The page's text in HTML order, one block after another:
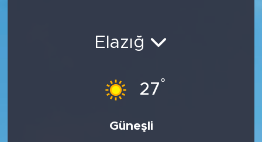
Elazığ
27°
Güneşli